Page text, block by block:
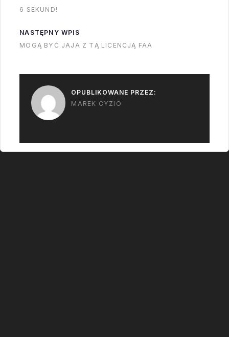
czytając. W wielkim
miał dwa zaworki, oba
6 SEKUND!
NASTĘPNY WPIS
MOGĄ BYĆ JAJA Z TĄ LICENCJĄ FAA
OPUBLIKOWANE PRZEZ:
MAREK CYZIO